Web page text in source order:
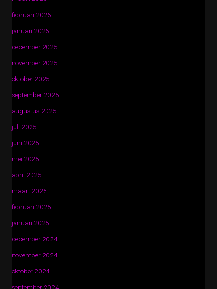
februari 2026
januari 2026
december 2025
november 2025
oktober 2025
september 2025
augustus 2025
juli 2025
juni 2025
mei 2025
april 2025
maart 2025
februari 2025
januari 2025
december 2024
november 2024
oktober 2024
september 2024